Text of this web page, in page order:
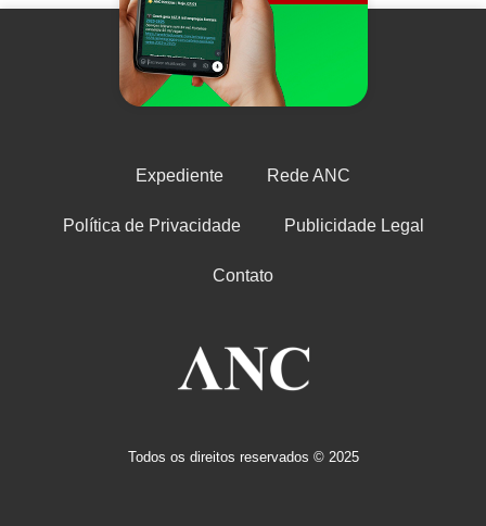
Expediente Rede ANC
Política de Privacidade Publicidade Legal
Contato
Todos os direitos reservados © 2025